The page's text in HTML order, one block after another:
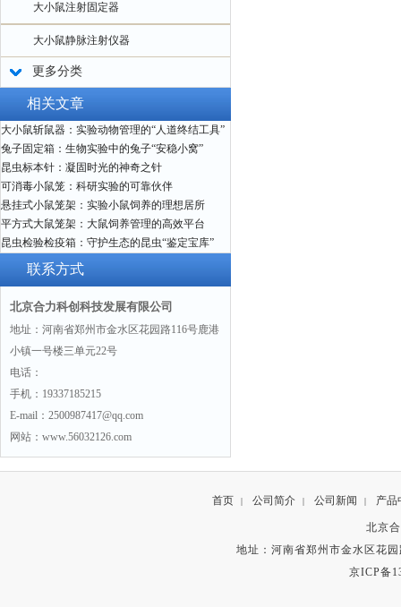
大小鼠注射固定器
大小鼠静脉注射仪器
更多分类
相关文章
大小鼠斩鼠器：实验动物管理的“人道终结工具”
兔子固定箱：生物实验中的兔子“安稳小窝”
昆虫标本针：凝固时光的神奇之针
可消毒小鼠笼：科研实验的可靠伙伴
悬挂式小鼠笼架：实验小鼠饲养的理想居所
平方式大鼠笼架：大鼠饲养管理的高效平台
昆虫检验检疫箱：守护生态的昆虫“鉴定宝库”
联系方式
北京合力科创科技发展有限公司
地址：河南省郑州市金水区花园路116号鹿港
小镇一号楼三单元22号
电话：
手机：19337185215
E-mail：2500987417@qq.com
网站：www.56032126.com
首页 | 公司简介 | 公司新闻 | 产品
北京
地址：河南省郑州市金水区花
京ICP备